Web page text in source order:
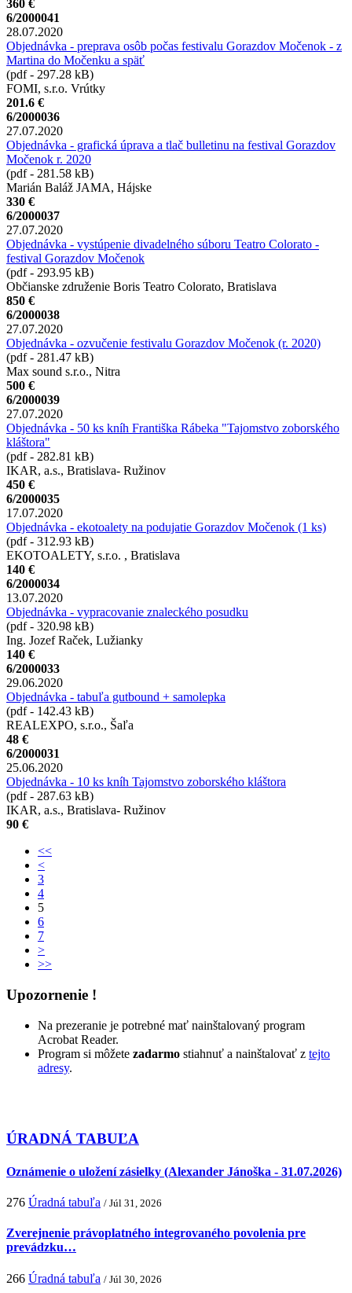
360 €
6/2000041
28.07.2020
Objednávka - preprava osôb počas festivalu Gorazdov Močenok - z
Martina do Močenku a späť
(pdf - 297.28 kB)
FOMI, s.r.o. Vrútky
201.6 €
6/2000036
27.07.2020
Objednávka - grafická úprava a tlač bulletinu na festival Gorazdov
Močenok r. 2020
(pdf - 281.58 kB)
Marián Baláž JAMA, Hájske
330 €
6/2000037
27.07.2020
Objednávka - vystúpenie divadelného súboru Teatro Colorato -
festival Gorazdov Močenok
(pdf - 293.95 kB)
Občianske združenie Boris Teatro Colorato, Bratislava
850 €
6/2000038
27.07.2020
Objednávka - ozvučenie festivalu Gorazdov Močenok (r. 2020)
(pdf - 281.47 kB)
Max sound s.r.o., Nitra
500 €
6/2000039
27.07.2020
Objednávka - 50 ks kníh Františka Rábeka "Tajomstvo zoborského
kláštora"
(pdf - 282.81 kB)
IKAR, a.s., Bratislava- Ružinov
450 €
6/2000035
17.07.2020
Objednávka - ekotoalety na podujatie Gorazdov Močenok (1 ks)
(pdf - 312.93 kB)
EKOTOALETY, s.r.o. , Bratislava
140 €
6/2000034
13.07.2020
Objednávka - vypracovanie znaleckého posudku
(pdf - 320.98 kB)
Ing. Jozef Raček, Lužianky
140 €
6/2000033
29.06.2020
Objednávka - tabuľa gutbound + samolepka
(pdf - 142.43 kB)
REALEXPO, s.r.o., Šaľa
48 €
6/2000031
25.06.2020
Objednávka - 10 ks kníh Tajomstvo zoborského kláštora
(pdf - 287.63 kB)
IKAR, a.s., Bratislava- Ružinov
90 €
<<
<
3
4
5
6
7
>
>>
Upozornenie !
Na prezeranie je potrebné mať nainštalovaný program
Acrobat Reader.
Program si môžete zadarmo stiahnuť a nainštalovať z tejto
adresy.
ÚRADNÁ TABUĽA
Oznámenie o uložení zásielky (Alexander Jánoška - 31.07.2026)
276 Úradná tabuľa / Júl 31, 2026
Zverejnenie právoplatného integrovaného povolenia pre
prevádzku…
266 Úradná tabuľa / Júl 30, 2026